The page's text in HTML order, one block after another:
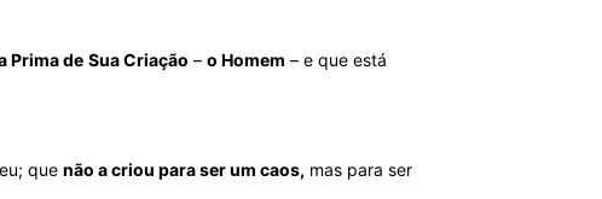
Prima de Sua Criação – o Homem – e que está
que não a criou para ser um caos, mas para ser